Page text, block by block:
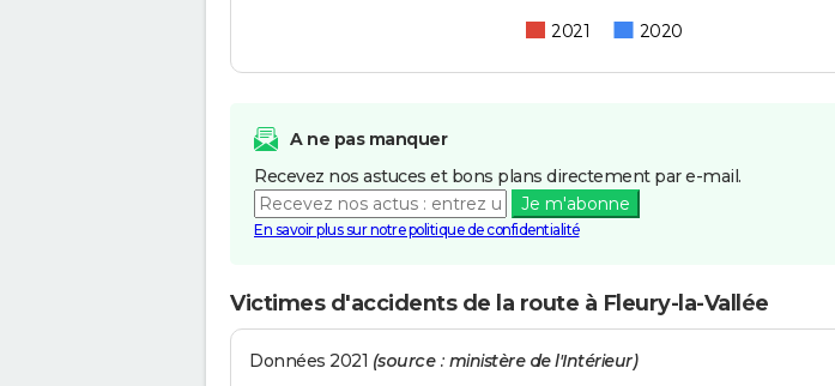
2021 2020
A ne pas manquer
Recevez nos astuces et bons plans directement par e-mail.
Je m'abonne
En savoir plus sur notre politique de confidentialité
Victimes d'accidents de la route à Fleury-la-Vallée
Données 2021 (source : ministère de l'Intérieur)